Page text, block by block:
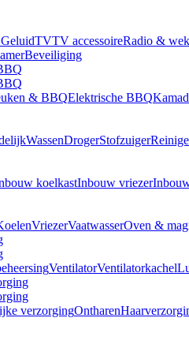
TVTV accessoireRadio &
Beveiliging
& BBQElektrische BBQ
WassenDrogerStofzuiger
koelkastInbouw vriezer
VriezerVaatwasserOven &
VentilatorVentilatorkachel
verzorgingOntharen